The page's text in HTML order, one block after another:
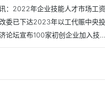
世界经济论坛宣布100家初创企业加入技术先锋社区 12家中国企业入围